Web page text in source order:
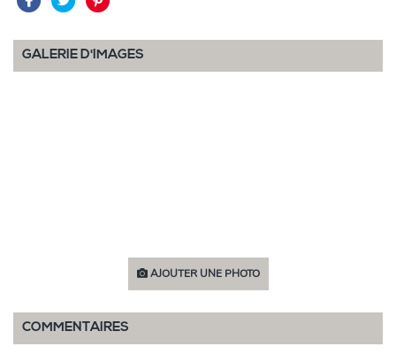
GALERIE D'IMAGES
AJOUTER UNE PHOTO
COMMENTAIRES